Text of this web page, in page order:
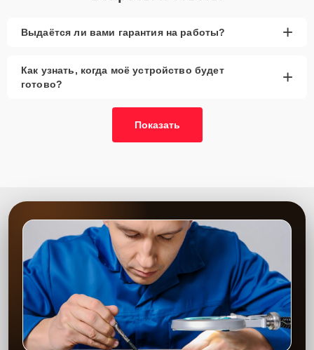
Выдаётся ли вами гарантия на работы? +
Как узнать, когда моё устройство будет
готово?
+
Показать